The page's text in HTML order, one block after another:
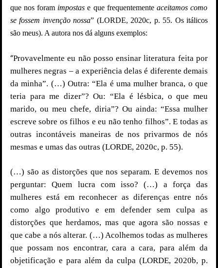
que nos foram impostas e que frequentemente aceitamos como
se fossem invenção nossa” (LORDE, 2020c, p. 55. Os itálicos
são meus). A autora nos dá alguns exemplos:
“Provavelmente eu não posso ensinar literatura feita por
mulheres negras – a experiência delas é diferente demais
da minha”. (…) Outra: “Ela é uma mulher branca, o que
teria para me dizer”? Ou: “Ela é lésbica, o que meu
marido, ou meu chefe, diria”? Ou ainda: “Essa mulher
escreve sobre os filhos e eu não tenho filhos”. E todas as
outras incontáveis maneiras de nos privarmos de nós
mesmas e umas das outras (LORDE, 2020c, p. 55).
(…) são as distorções que nos separam. E devemos nos
perguntar: Quem lucra com isso? (…) a força das
mulheres está em reconhecer as diferenças entre nós
como algo produtivo e em defender sem culpa as
distorções que herdamos, mas que agora são nossas e
que cabe a nós alterar. (…) Acolhemos todas as mulheres
que possam nos encontrar, cara a cara, para além da
objetificação e para além da culpa (LORDE, 2020b, p.